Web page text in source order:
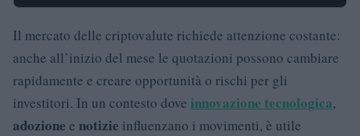
Il mercato delle criptovalute richiede attenzione costante:
anche all’inizio del mese le quotazioni possono cambiare
rapidamente e creare opportunità o rischi per gli
investitori. In un contesto dove innovazione tecnologica,
adozione e notizie influenzano i movimenti, è utile